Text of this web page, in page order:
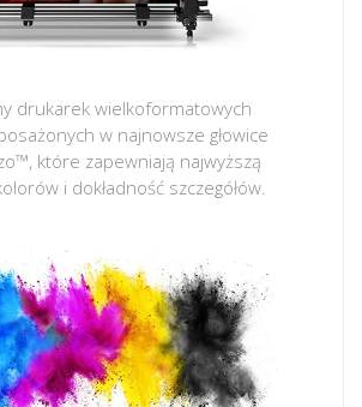
drukarek wielkoformatowych
w najnowsze głowice
które zapewniają najwyższą
i dokładność szczegółów.